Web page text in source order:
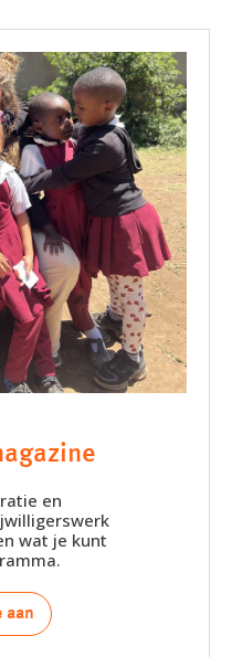
en
wat je kunt
aan